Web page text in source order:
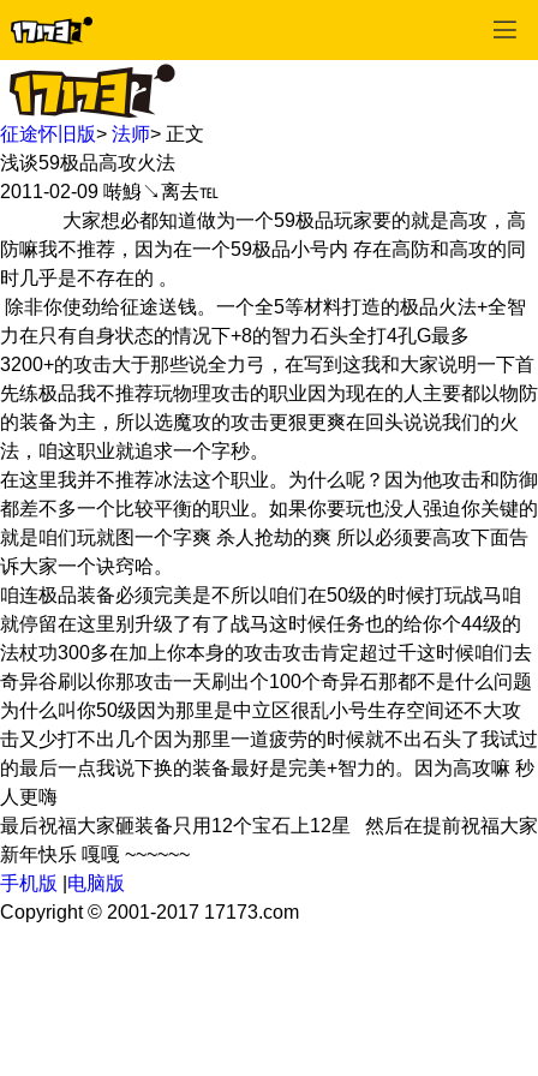
征途怀旧版> 法师> 正文
浅谈59极品高攻火法
2011-02-09 啭鯓↘离去℡
大家想必都知道做为一个59极品玩家要的就是高攻，高
防嘛我不推荐，因为在一个59极品小号内 存在高防和高攻的同
时几乎是不存在的 。
除非你使劲给征途送钱。一个全5等材料打造的极品火法+全智
力在只有自身状态的情况下+8的智力石头全打4孔G最多
3200+的攻击大于那些说全力弓，在写到这我和大家说明一下首
先练极品我不推荐玩物理攻击的职业因为现在的人主要都以物防
的装备为主，所以选魔攻的攻击更狠更爽在回头说说我们的火
法，咱这职业就追求一个字秒。
在这里我并不推荐冰法这个职业。为什么呢？因为他攻击和防御
都差不多一个比较平衡的职业。如果你要玩也没人强迫你关键的
就是咱们玩就图一个字爽 杀人抢劫的爽 所以必须要高攻下面告
诉大家一个诀窍哈。
咱连极品装备必须完美是不所以咱们在50级的时候打玩战马咱
就停留在这里别升级了有了战马这时候任务也的给你个44级的
法杖功300多在加上你本身的攻击攻击肯定超过千这时候咱们去
奇异谷刷以你那攻击一天刷出个100个奇异石那都不是什么问题
为什么叫你50级因为那里是中立区很乱小号生存空间还不大攻
击又少打不出几个因为那里一道疲劳的时候就不出石头了我试过
的最后一点我说下换的装备最好是完美+智力的。因为高攻嘛 秒
人更嗨
最后祝福大家砸装备只用12个宝石上12星 然后在提前祝福大家
新年快乐 嘎嘎 ~~~~~~
手机版
电脑版
Copyright © 2001-2017 17173.com